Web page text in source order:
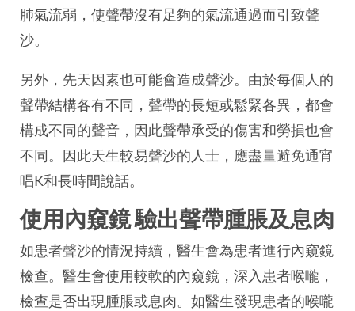
肺氣流弱，使聲帶沒有足夠的氣流通過而引致聲
沙。
另外，先天因素也可能會造成聲沙。由於每個人的
聲帶結構各有不同，聲帶的長短或鬆緊各異，都會
構成不同的聲音，因此聲帶承受的傷害和勞損也會
不同。因此天生較易聲沙的人士，應盡量避免通宵
唱K和長時間說話。
使用內窺鏡 驗出聲帶腫脹及息肉
如患者聲沙的情況持續，醫生會為患者進行內窺鏡
檢查。醫生會使用較軟的內窺鏡，深入患者喉嚨，
檢查是否出現腫脹或息肉。如醫生發現患者的喉嚨